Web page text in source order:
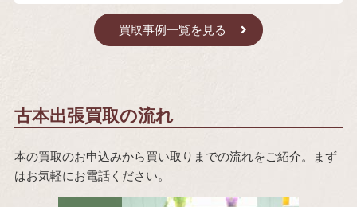
買取事例一覧を見る
古本出張買取の流れ
本の買取のお申込みから買い取りまでの流れをご紹介。まず
はお気軽にお電話ください。